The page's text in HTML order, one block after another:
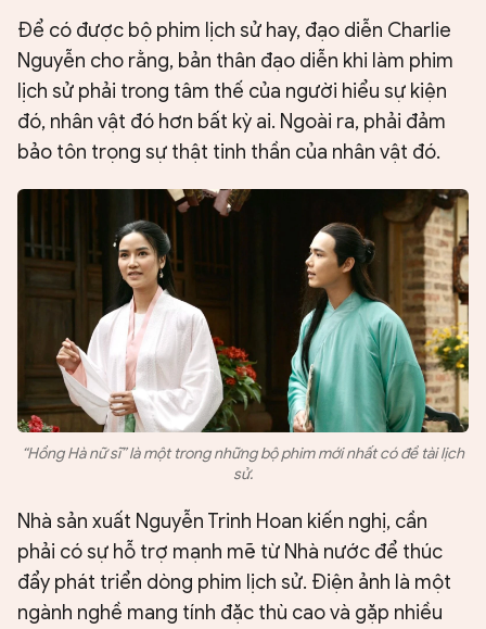
Để có được bộ phim lịch sử hay, đạo diễn Charlie
Nguyễn cho rằng, bản thân đạo diễn khi làm phim
lịch sử phải trong tâm thế của người hiểu sự kiện
đó, nhân vật đó hơn bất kỳ ai. Ngoài ra, phải đảm
bảo tôn trọng sự thật tinh thần của nhân vật đó.
“Hồng Hà nữ sĩ” là một trong những bộ phim mới nhất có đề tài lịch
sử.
Nhà sản xuất Nguyễn Trinh Hoan kiến nghị, cần
phải có sự hỗ trợ mạnh mẽ từ Nhà nước để thúc
đẩy phát triển dòng phim lịch sử. Điện ảnh là một
ngành nghề mang tính đặc thù cao và gặp nhiều